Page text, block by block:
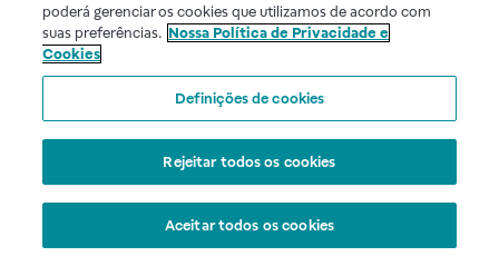
poderá gerenciar os cookies que utilizamos de acordo com
suas preferências. Nossa Política de Privacidade e
Cookies
Definições de cookies
Rejeitar todos os cookies
Aceitar todos os cookies